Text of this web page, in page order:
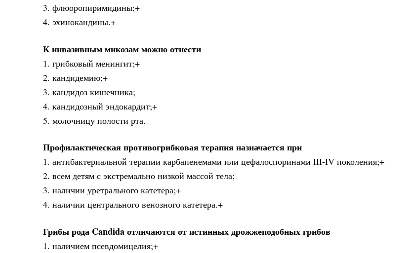
3. флюоропиримидины;+
4. эхинокандины.+
К инвазивным микозам можно отнести
1. грибковый менингит;+
2. кандидемию;+
3. кандидоз кишечника;
4. кандидозный эндокардит;+
5. молочницу полости рта.
Профилактическая противогрибковая терапия назначается при
1. антибактериальной терапии карбапенемами или цефалоспоринами III-IV поколения;+
2. всем детям с экстремально низкой массой тела;
3. наличии уретрального катетера;+
4. наличии центрального венозного катетера.+
Грибы рода Candida отличаются от истинных дрожжеподобных грибов
1. наличием псевдомицелия;+